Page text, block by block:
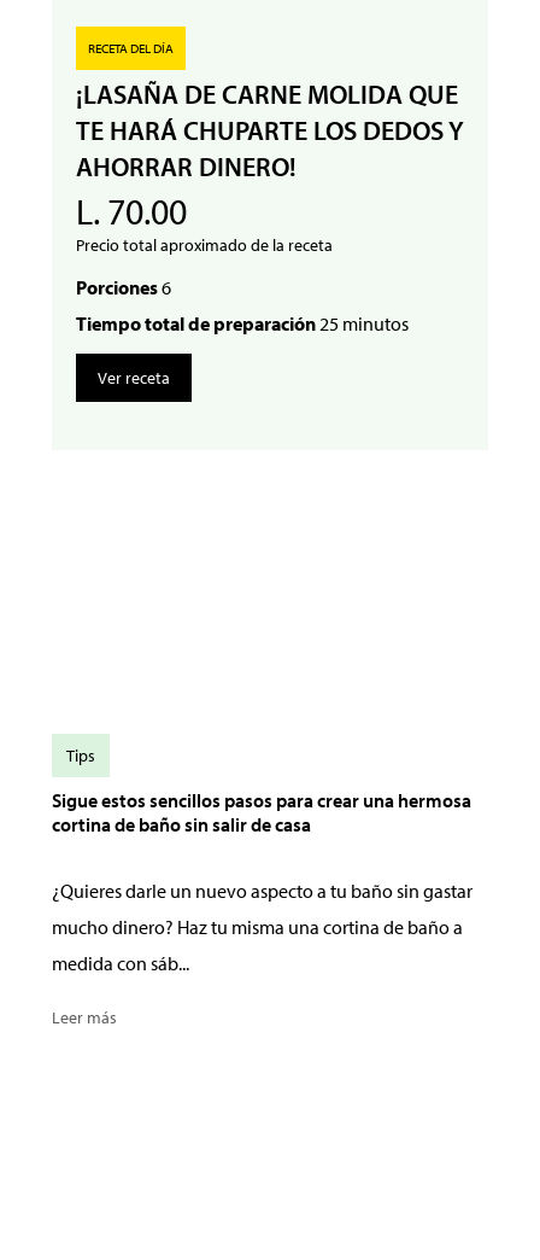
RECETA DEL DÍA
¡LASAÑA DE CARNE MOLIDA QUE
TE HARÁ CHUPARTE LOS DEDOS Y
AHORRAR DINERO!
L. 70.00
Precio total aproximado de la receta
Porciones6
Tiempo total de preparación25 minutos
Ver receta
Sigue estos sencillos pasos para crear una hermosa
cortina de baño sin salir de casa
¿Quieres darle un nuevo aspecto a tu baño sin gastar
mucho dinero? Haz tu misma una cortina de baño a
medida con sáb...
Leer más
Tips